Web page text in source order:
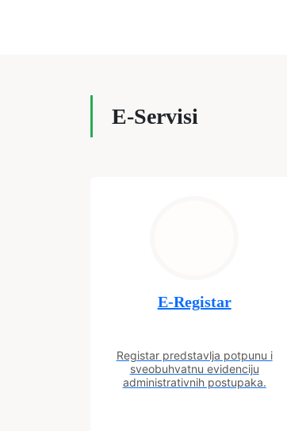
E-Servisi
E-Registar
Registar predstavlja potpunu i
sveobuhvatnu evidenciju
administrativnih postupaka.